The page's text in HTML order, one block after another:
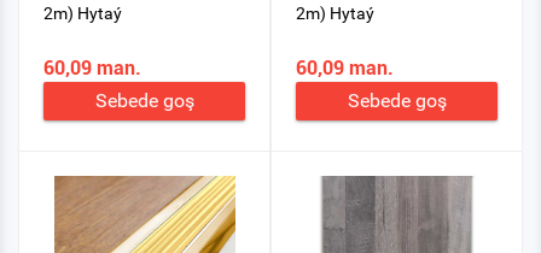
2m) Hytaý
60,09 man.
Sebede goş
2m) Hytaý
60,09 man.
Sebede goş